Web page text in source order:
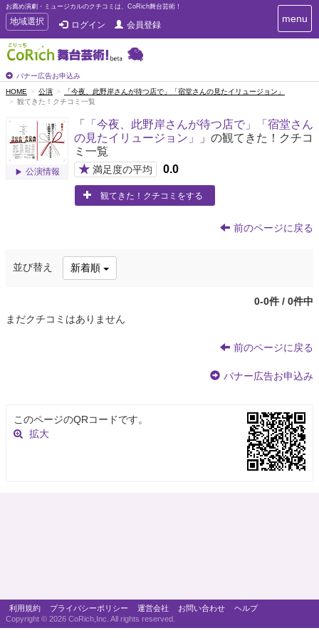
お薦め演劇・ミュージカルのクチコミは、CoRich舞台芸術！
T
o
g
g
e
n
a
g
a
地域選択 ログイン 会員登録
バナー広告お申込み
T
o
a
v
i
n
menu
HOME 公演
「今夜、此野岸さんが待つ店で」「宿堂さんの見たイリュージョン」
観てきた！クチコミ一覧
公演情報
「
「今夜、此野岸さんが待つ店で」「宿堂さん
の見たイリュージョン」
」の観てきた！クチコ
ミ一覧
★ 満足度の平均 0.0
観てきた！クチコミをする
前のページに戻る
並び替え 新着順
0-0件 / 0件中
まだクチコミはありません
前のページに戻る
バナー広告お申込み
このページのQRコードです。
拡大
利用規約 プライバシーポリシー 運営会社 お問い合わせ
ヘルプ
Copyright © 2026 CoRich,Inc. All rights reserved.